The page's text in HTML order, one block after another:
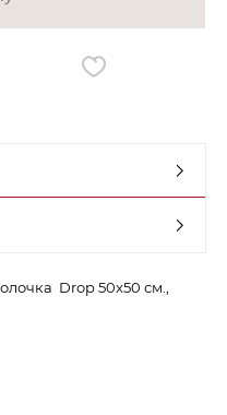
Drop 50х50 см.,